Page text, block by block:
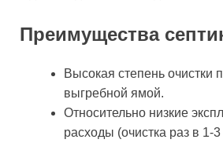
Преимущества
Высокая степень очистки
выгребной ямой.
Относительно низкие
расходы (очистка раз в 1-3